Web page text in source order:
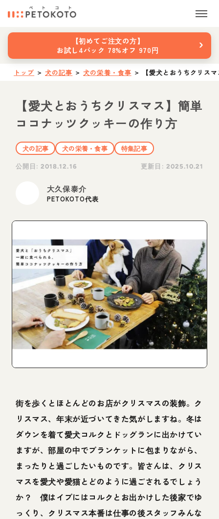
【初めてご注文の方】
お試し4パック 78%オフ 970円
›
トップ ＞ 犬の記事 ＞ 犬の栄養・食事 ＞ 【愛犬とおうちクリス
【愛犬とおうちクリスマス】簡単
ココナッツクッキーの作り方
犬の記事 犬の栄養・食事
特集記事
公開日:2018.12.16 更新日: 2025.10.21
大久保泰介
PETOKOTO代表
街を歩くとほとんどのお店がクリスマスの装飾。ク
リスマス、年末が近づいてきた気がしますね。冬は
ダウンを着て愛犬コルクとドッグランに出かけてい
ますが、部屋の中でブランケットに包まりながら、
まったりと過ごしたいものです。皆さんは、クリス
マスを愛犬や愛猫とどのように過ごされるでしょう
か？ 僕はイブにはコルクとお出かけした後家でゆ
っくり、クリスマス本番は仕事の後スタッフみんな